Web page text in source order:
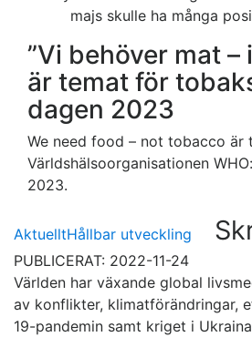
majs skulle ha många
”Vi behöver mat –
är temat för
dagen 2023
We need food – not tobacco är
Världshälsoorganisationen
2023.
AktuelltHållbar utveckling
PUBLICERAT: 2022-11-24
Världen har växande global
av konflikter, klimatförändringar,
19-pandemin samt kriget i